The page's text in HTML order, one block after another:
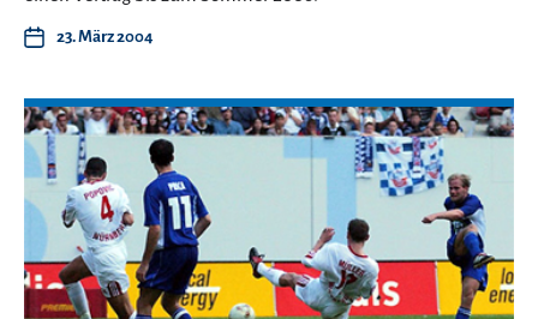
23. März 2004